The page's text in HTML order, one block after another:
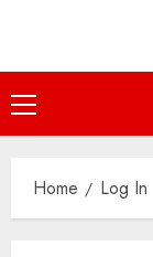
Primary
Menu
Home Log In